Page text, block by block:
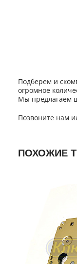
Подберем и
огромное
Мы предлагаем
Позвоните нам
ПОХОЖИЕ